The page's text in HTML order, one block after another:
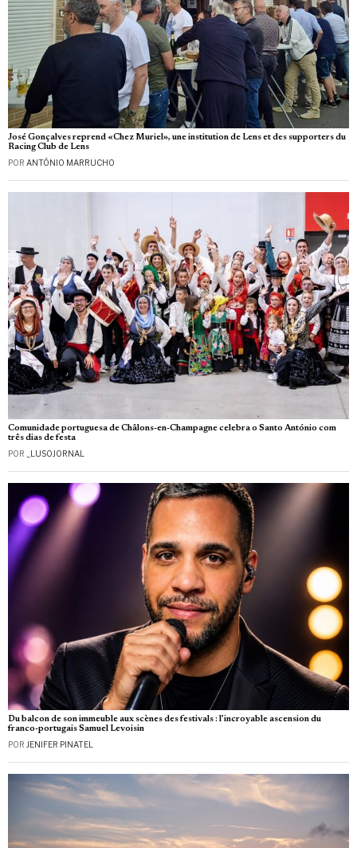
José Gonçalves reprend «Chez Muriel», une institution de Lens et des supporters du
Racing Club de Lens
POR ANTÓNIO MARRUCHO
Comunidade portuguesa de Châlons-en-Champagne celebra o Santo António com
três dias de festa
POR _LUSOJORNAL
Du balcon de son immeuble aux scènes des festivals : l’incroyable ascension du
franco-portugais Samuel Levoisin
POR JENIFER PINATEL